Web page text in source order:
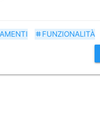
tag FUNZIONALITÀ